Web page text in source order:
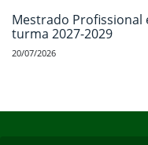
Mestrado Profissional
turma 2027-2029
20/07/2026